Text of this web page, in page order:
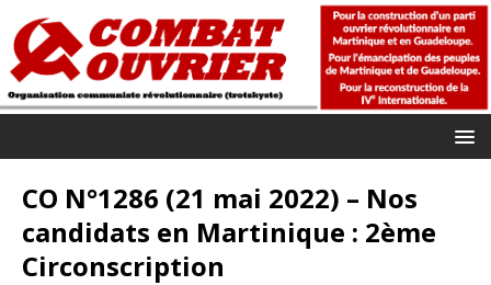
CO N°1286 (21 mai 2022) – Nos
candidats en Martinique : 2ème
Circonscription